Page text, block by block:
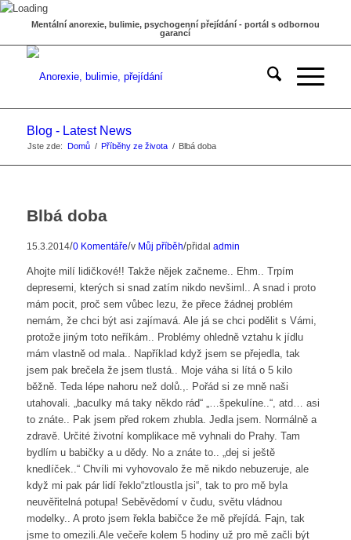
Mentální anorexie, bulimie, psychogenní přejídání - portál s odbornou
garancí
Blog - Latest News
Jste zde: Domů / Příběhy ze života / Blbá doba
Blbá doba
15.3.2014/0 Komentáře/v Můj příběh/přidal admin
Ahojte milí lidičkové!! Takže nějek začneme.. Ehm.. Trpím
depresemi, kterých si snad zatím nikdo nevšiml.. A snad i proto
mám pocit, proč sem vůbec lezu, že přece žádnej problém
nemám, že chci být asi zajímavá. Ale já se chci podělit s Vámi,
protože jiným toto neříkám.. Problémy ohledně vztahu k jídlu
mám vlastně od mala.. Například když jsem se přejedla, tak
jsem pak brečela že jsem tlustá.. Moje váha si lítá o 5 kilo
běžně. Teda lépe nahoru než dolů.,. Pořád si ze mně naši
utahovali. „baculky má taky někdo rád“ „…špekulíne..“, atd… asi
to znáte.. Pak jsem před rokem zhubla. Jedla jsem. Normálně a
zdravě. Určité životní komplikace mě vyhnali do Prahy. Tam
bydlím u babičky a u dědy. No a znáte to.. „dej si ještě
knedlíček..“ Chvíli mi vyhovovalo že mě nikdo nebuzeruje, ale
když mi pak pár lidí řeklo“ztloustla jsi“, tak to pro mě byla
neuvěřitelná potupa! Seběvědomí v čudu, světu vládnou
modelky.. A proto jsem řekla babičce že mě přejídá. Fajn, tak
jsme to omezili.Ale večeře kolem 5 hodiny už pro mě začli být